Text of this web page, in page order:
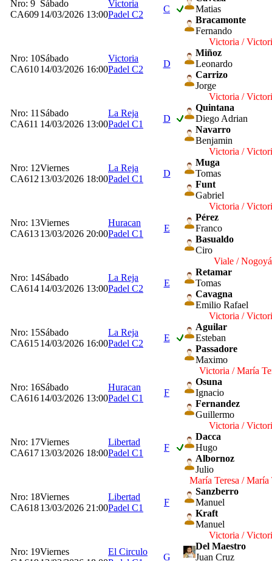
Nro: 9
CA609
Sábado
14/03/2026 13:00
Victoria
Padel C2
C
Matias
Bracamonte
Fernando
Nro: 10
CA610
Sábado
14/03/2026 16:00
Victoria
Padel C2
D
Victoria /
Miñoz
Leonardo
Carrizo
Jorge
Nro: 11
CA611
Sábado
14/03/2026 13:00
La Reja
Padel C1
D
Victoria /
Quintana
Diego Adrian
Navarro
Benjamin
Nro: 12
CA612
Viernes
13/03/2026 18:00
La Reja
Padel C1
D
Victoria /
Muga
Tomas
Funt
Gabriel
Nro: 13
CA613
Viernes
13/03/2026 20:00
Huracan
Padel C1
E
Victoria /
Pérez
Franco
Basualdo
Ciro
Nro: 14
CA614
Sábado
14/03/2026 13:00
La Reja
Padel C2
E
Viale / Nogoyá
Retamar
Tomas
Cavagna
Emilio Rafael
Nro: 15
CA615
Sábado
14/03/2026 16:00
La Reja
Padel C2
E
Victoria /
Aguilar
Esteban
Passadore
Maximo
Nro: 16
CA616
Sábado
14/03/2026 13:00
Huracan
Padel C1
F
Victoria / María
Osuna
Ignacio
Fernandez
Guillermo
Nro: 17
CA617
Viernes
13/03/2026 18:00
Libertad
Padel C1
F
Victoria /
Dacca
Hugo
Albornoz
Julio
Nro: 18
CA618
Viernes
13/03/2026 21:00
Libertad
Padel C1
F
María Teresa / María
Sanzberro
Manuel
Kraft
Manuel
Nro: 19Viernes
El Circulo
G
Victoria /
Del Maestro
Juan Cruz